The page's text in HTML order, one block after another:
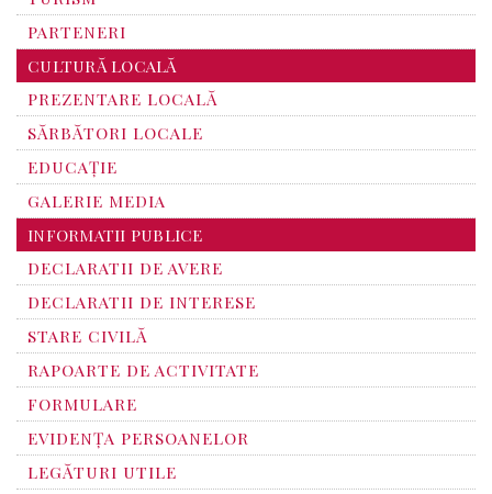
PARTENERI
CULTURĂ LOCALĂ
PREZENTARE LOCALĂ
SĂRBĂTORI LOCALE
EDUCAȚIE
GALERIE MEDIA
INFORMATII PUBLICE
DECLARATII DE AVERE
DECLARATII DE INTERESE
STARE CIVILĂ
RAPOARTE DE ACTIVITATE
FORMULARE
EVIDENȚA PERSOANELOR
LEGĂTURI UTILE